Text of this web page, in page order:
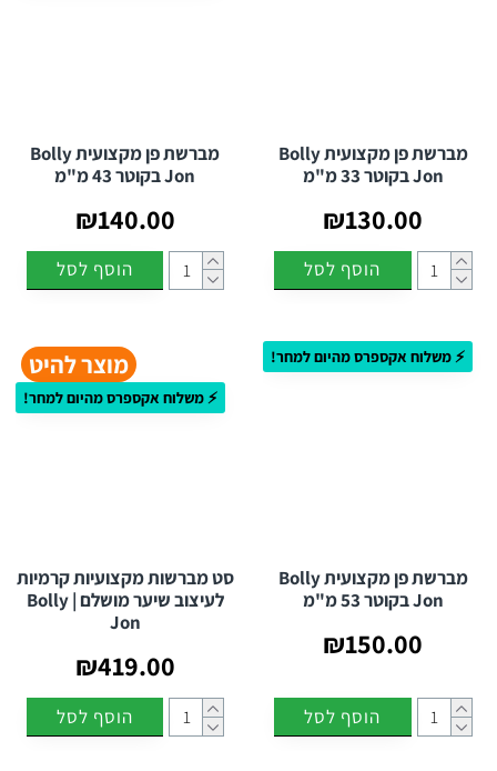
מברשת פן מקצועית Bolly
Jon בקוטר 33 מ"מ
₪130.00
הוסף לסל
מברשת פן מקצועית Bolly
Jon בקוטר 43 מ"מ
₪140.00
הוסף לסל
⚡ משלוח אקספרס מהיום למחר!
מברשת פן מקצועית Bolly
Jon בקוטר 53 מ"מ
₪150.00
הוסף לסל
מוצר להיט
⚡ משלוח אקספרס מהיום למחר!
סט מברשות מקצועיות קרמיות
לעיצוב שיער מושלם | Bolly
Jon
₪419.00
הוסף לסל